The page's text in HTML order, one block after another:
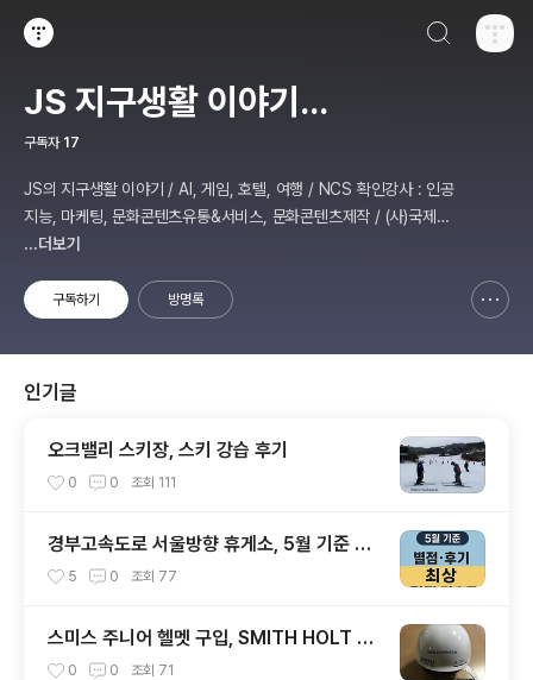
JS 지구생활 이야기...
구독자 17
JS의 지구생활 이야기 / AI, 게임, 호텔, 여행 / NCS 확인강사 : 인공
지능, 마케팅, 문화콘텐츠유통&서비스, 문화콘텐츠제작 / (사)국제미
디어예술협회 강원지부장 겸 수석연구원
...더보기
구독하기 방명록
인기글
오크밸리 스키장, 스키 강습 후기
0 0 조회 111
경부고속도로 서울방향 휴게소, 5월 기준 맛
집 리스트
5 0 조회 77
스미스 주니어 헬멧 구입, SMITH HOLT JR
1920
0 0 조회 71